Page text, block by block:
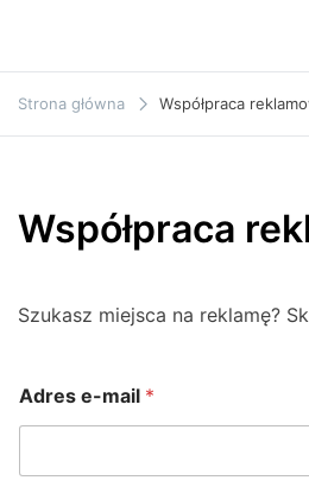
MOTOZONA
Strona główna Współpraca
Współpraca
Szukasz miejsca na reklamę?
Adres e-mail *